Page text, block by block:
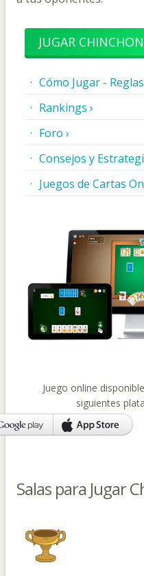
JUGAR CHINCHON
Cómo Jugar - Reglas
Rankings ›
Foro ›
Consejos y
Juegos de Cartas
Juego online
siguientes
Salas para Jugar